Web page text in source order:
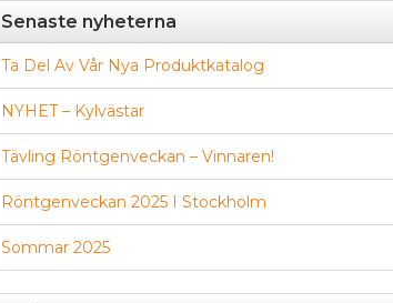
Senaste nyheterna
Ta Del Av Vår Nya Produktkatalog
NYHET – Kylvästar
Tävling Röntgenveckan – Vinnaren!
Röntgenveckan 2025 I Stockholm
Sommar 2025